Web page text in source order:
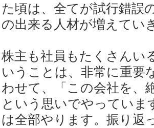
た頃は、全てが試行錯誤
の出来る人材が増えてい
株主も社員もたくさんい
いうことは、非常に重要
わせて、「この会社を、
という思いでやってい
は全部やります。振り返